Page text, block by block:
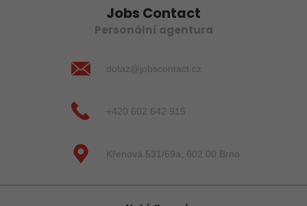
Jobs Contact
Personální agentura
dotaz@jobscontact.cz
+420 602 642 915
Křenová 531/69a, 602 00 Brno